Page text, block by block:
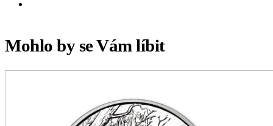
Mohlo by se Vám líbit